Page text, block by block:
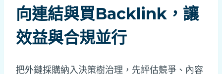
向連結與買Backlink，讓
效益與合規並行
把外鏈採購納入決策樹治理，先評估競爭、內容